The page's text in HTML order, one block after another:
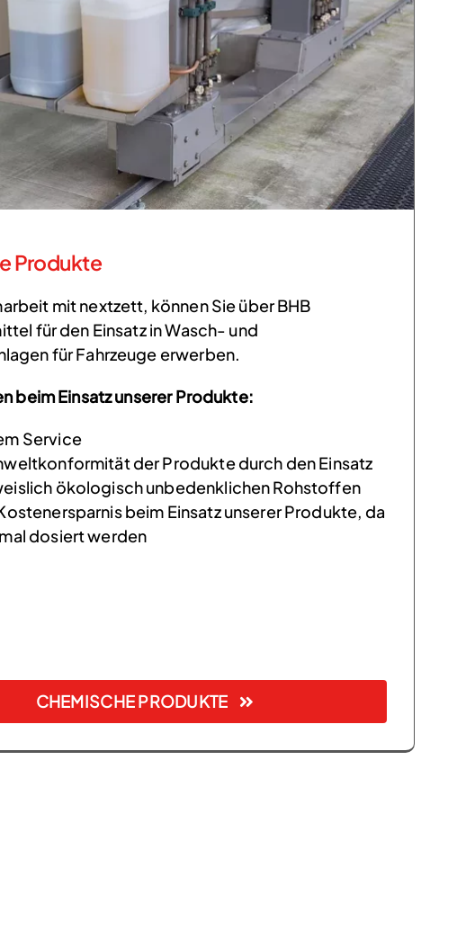
Produkte
mit nextzett, können Sie über BHB
für den Einsatz in Wasch- und
für Fahrzeuge erwerben.
beim Einsatz unserer Produkte:
Service
der Produkte durch den Einsatz
ökologisch unbedenklichen Rohstoffen
beim Einsatz unserer Produkte, da
dosiert werden
CHEMISCHE PRODUKTE